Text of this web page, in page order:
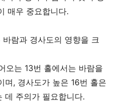
매우 중요합니다.
람과 경사도의 영향을 크
오는 13번 홀에서는 바람을
며, 경사도가 높은 16번 홀은
데 주의가 필요합니다.